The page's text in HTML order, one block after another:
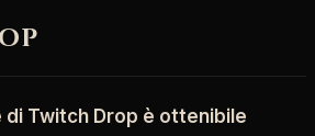
Twitch Drop è ottenibile